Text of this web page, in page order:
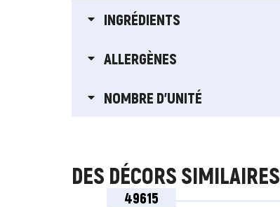
INGRÉDIENTS
ALLERGÈNES
NOMBRE D'UNITÉ
DES DÉCORS SIMILAIRES
49615